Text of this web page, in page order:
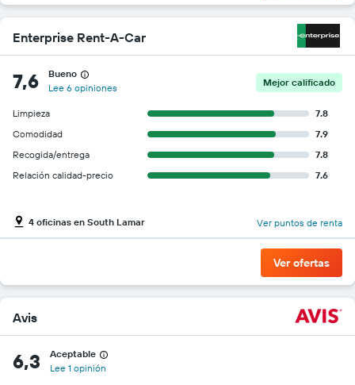
Enterprise Rent-A-Car
7,6
Bueno
Lee 6 opiniones
Mejor calificado
Limpieza
7.8
Comodidad
7.9
Recogida/entrega
7.8
Relación calidad-precio
7.6
4 oficinas en South Lamar Ver puntos de renta
Ver ofertas
Avis
6,3
Aceptable
Lee 1 opinión